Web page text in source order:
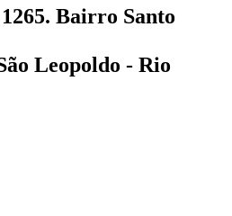
Bairro Santo
Leopoldo - Rio